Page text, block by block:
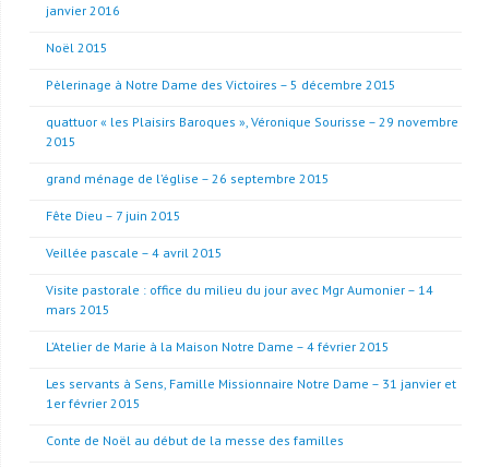
janvier 2016
Noël 2015
Pèlerinage à Notre Dame des Victoires – 5 décembre 2015
quattuor « les Plaisirs Baroques », Véronique Sourisse – 29 novembre
2015
grand ménage de l’église – 26 septembre 2015
Fête Dieu – 7 juin 2015
Veillée pascale – 4 avril 2015
Visite pastorale : office du milieu du jour avec Mgr Aumonier – 14
mars 2015
L’Atelier de Marie à la Maison Notre Dame – 4 février 2015
Les servants à Sens, Famille Missionnaire Notre Dame – 31 janvier et
1er février 2015
Conte de Noël au début de la messe des familles